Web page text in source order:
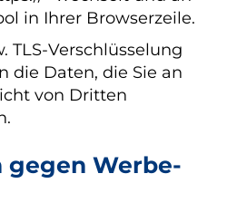
in Ihrer Browserzeile.
TLS-Verschlüsselung
die Daten, die Sie an
von Dritten
Werbe-